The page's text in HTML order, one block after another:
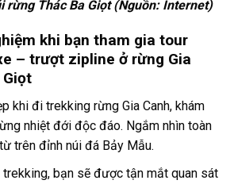
rừng Thác Ba Giọt (Nguồn: Internet)
khi bạn tham gia tour
– trượt zipline ở rừng Gia
Giọt
khi đi trekking rừng Gia Canh, khám
nhiệt đới độc đáo. Ngắm nhìn toàn
trên đỉnh núi đá Bảy Mẫu.
bạn sẽ được tận mắt quan sát